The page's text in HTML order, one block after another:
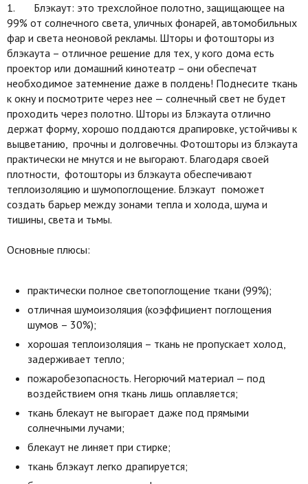
1. Блэкаут: это трехслойное полотно, защищающее на
99% от солнечного света, уличных фонарей, автомобильных
фар и света неоновой рекламы. Шторы и фотошторы из
блэкаута – отличное решение для тех, у кого дома есть
проектор или домашний кинотеатр – они обеспечат
необходимое затемнение даже в полдень! Поднесите ткань
к окну и посмотрите через нее — солнечный свет не будет
проходить через полотно. Шторы из Блэкаута отлично
держат форму, хорошо поддаются драпировке, устойчивы к
выцветанию, прочны и долговечны. Фотошторы из блэкаута
практически не мнутся и не выгорают. Благодаря своей
плотности, фотошторы из блэкаута обеспечивают
теплоизоляцию и шумопоглощение. Блэкаут поможет
создать барьер между зонами тепла и холода, шума и
тишины, света и тьмы.
Основные плюсы:
практически полное светопоглощение ткани (99%);
отличная шумоизоляция (коэффициент поглощения
шумов – 30%);
хорошая теплоизоляция – ткань не пропускает холод,
задерживает тепло;
пожаробезопасность. Негорючий материал — под
воздействием огня ткань лишь оплавляется;
ткань блекаут не выгорает даже под прямыми
солнечными лучами;
блекаут не линяет при стирке;
ткань блэкаут легко драпируется;